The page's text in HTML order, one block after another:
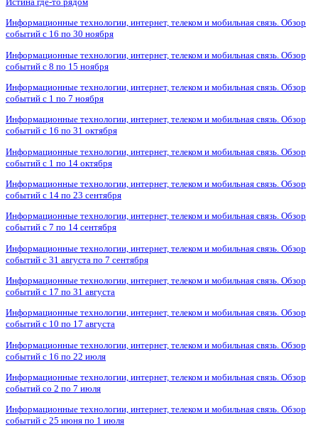
Информационные технологии, интернет, телеком и мобильная связь. Обзор
событий с 16 по 30 ноября
Информационные технологии, интернет, телеком и мобильная связь. Обзор
событий с 8 по 15 ноября
Информационные технологии, интернет, телеком и мобильная связь. Обзор
событий с 1 по 7 ноября
Информационные технологии, интернет, телеком и мобильная связь. Обзор
событий с 16 по 31 октября
Информационные технологии, интернет, телеком и мобильная связь. Обзор
событий с 1 по 14 октября
Информационные технологии, интернет, телеком и мобильная связь. Обзор
событий с 14 по 23 сентября
Информационные технологии, интернет, телеком и мобильная связь. Обзор
событий с 7 по 14 сентября
Информационные технологии, интернет, телеком и мобильная связь. Обзор
событий с 31 августа по 7 сентября
Информационные технологии, интернет, телеком и мобильная связь. Обзор
событий с 17 по 31 августа
Информационные технологии, интернет, телеком и мобильная связь. Обзор
событий с 10 по 17 августа
Информационные технологии, интернет, телеком и мобильная связь. Обзор
событий с 16 по 22 июля
Информационные технологии, интернет, телеком и мобильная связь. Обзор
событий со 2 по 7 июля
Информационные технологии, интернет, телеком и мобильная связь. Обзор
событий с 25 июня по 1 июля